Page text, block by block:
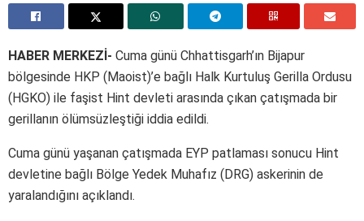
HABER MERKEZİ- Cuma günü Chhattisgarh’ın Bijapur
bölgesinde HKP (Maoist)’e bağlı Halk Kurtuluş Gerilla Ordusu
(HGKO) ile faşist Hint devleti arasında çıkan çatışmada bir
gerillanın ölümsüzleştiği iddia edildi.
Cuma günü yaşanan çatışmada EYP patlaması sonucu Hint
devletine bağlı Bölge Yedek Muhafız (DRG) askerinin de
yaralandığını açıklandı.